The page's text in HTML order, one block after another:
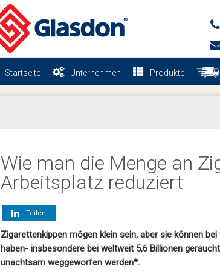
Startseite Unternehmen Produkte
Wie man die Menge an
Arbeitsplatz reduziert
Teilen
Zigarettenkippen mögen klein sein, aber sie können
haben- insbesondere bei weltweit 5,6 Billionen
unachtsam weggeworfen werden*.